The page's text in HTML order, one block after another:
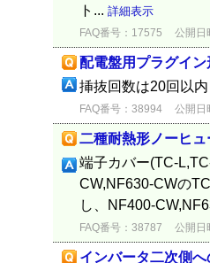
ト... 詳細表示
FAQ番号：17575 公開日
配電盤用プラグイ
挿抜回数は20回以
FAQ番号：38994 公開日
二種耐熱形ノーヒ
端子カバー(TC-
CW,NF630-CWの
し、NF400-
FAQ番号：38787 公開日
インバータ二次側